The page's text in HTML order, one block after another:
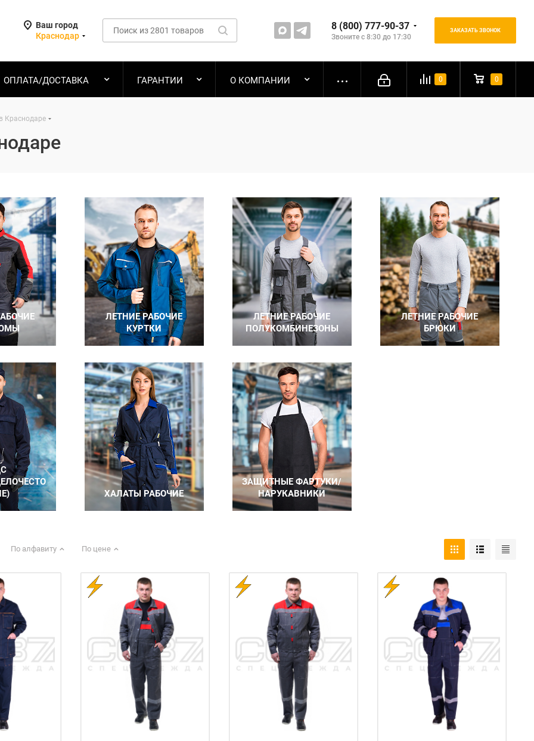
Ваш город
Краснодар
8 (800) 777-90-37
Звоните с 8:30 до 17:30
ЗАКАЗАТЬ ЗВОНОК
0 0
ОПЛАТА/ДОСТАВКА ГАРАНТИИ О КОМПАНИИ
Краснодаре
По алфавиту По цене